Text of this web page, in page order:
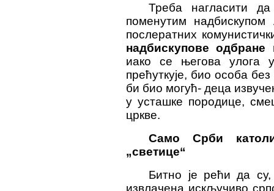
Треба нагласити
поменутим
послератних
надбискупове
иако се његова улога
прећуткује, био особа
би био могућ- деца
у усташке породице,
цркве.
Само Срби
„светице“
Битно је рећи да
извлачена искључиво